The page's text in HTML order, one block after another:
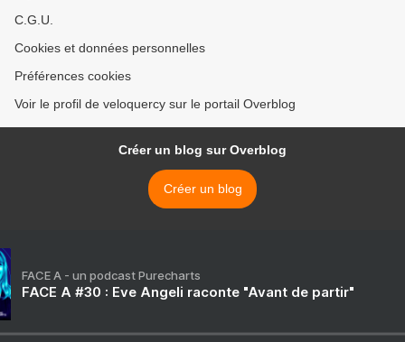
C.G.U.
Cookies et données personnelles
Préférences cookies
Voir le profil de veloquercy sur le portail Overblog
Créer un blog sur Overblog
Créer un blog
FACE A - un podcast Purecharts
FACE A #30 : Eve Angeli raconte "Avant de partir"